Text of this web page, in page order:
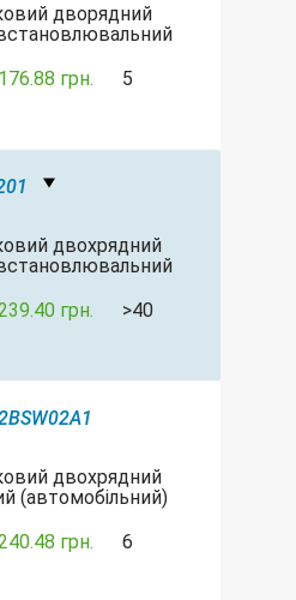
дворядний
176.88 грн. 5
двохрядний
грн. >40
двохрядний
(автомобільний)
грн. 6